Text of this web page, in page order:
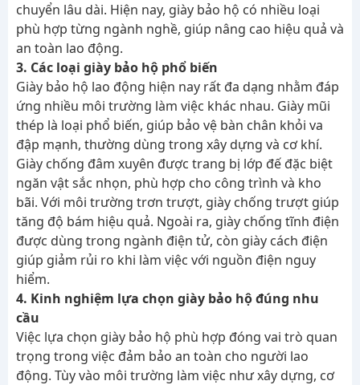
chuyển lâu dài. Hiện nay, giày bảo hộ có nhiều loại
phù hợp từng ngành nghề, giúp nâng cao hiệu quả và
an toàn lao động.
3. Các loại giày bảo hộ phổ biến
Giày bảo hộ lao động hiện nay rất đa dạng nhằm đáp
ứng nhiều môi trường làm việc khác nhau. Giày mũi
thép là loại phổ biến, giúp bảo vệ bàn chân khỏi va
đập mạnh, thường dùng trong xây dựng và cơ khí.
Giày chống đâm xuyên được trang bị lớp đế đặc biệt
ngăn vật sắc nhọn, phù hợp cho công trình và kho
bãi. Với môi trường trơn trượt, giày chống trượt giúp
tăng độ bám hiệu quả. Ngoài ra, giày chống tĩnh điện
được dùng trong ngành điện tử, còn giày cách điện
giúp giảm rủi ro khi làm việc với nguồn điện nguy
hiểm.
4. Kinh nghiệm lựa chọn giày bảo hộ đúng nhu
cầu
Việc lựa chọn giày bảo hộ phù hợp đóng vai trò quan
trọng trong việc đảm bảo an toàn cho người lao
động. Tùy vào môi trường làm việc như xây dựng, cơ